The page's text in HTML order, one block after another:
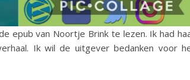
epub van Noortje Brink te lezen. Ik had
Ik wil de uitgever bedanken voor